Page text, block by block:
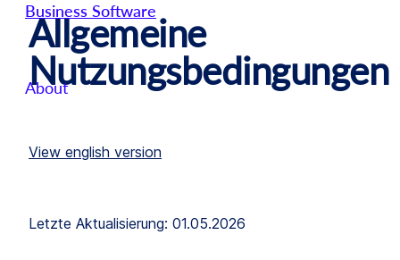
Allgemeine
Nutzungsbedingungen
View english version
Letzte Aktualisierung: 01.05.2026
Business Software
About